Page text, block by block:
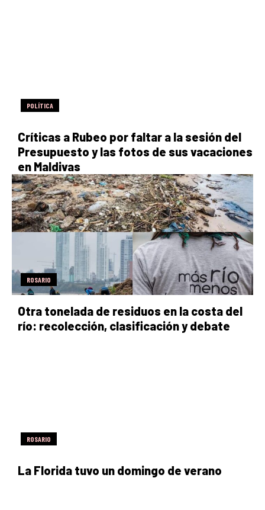
POLÍTICA
Críticas a Rubeo por faltar a la sesión del
Presupuesto y las fotos de sus vacaciones
en Maldivas
ROSARIO
Otra tonelada de residuos en la costa del
río: recolección, clasificación y debate
ROSARIO
La Florida tuvo un domingo de verano